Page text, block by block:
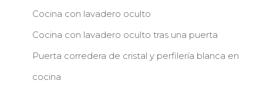
Cocina con lavadero oculto
Cocina con lavadero oculto tras una puerta
Puerta corredera de cristal y perfilería blanca en
cocina